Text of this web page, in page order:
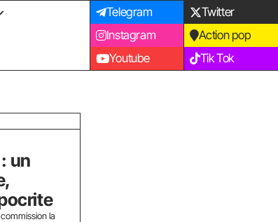
Telegram
Instagram
Youtube
Twitter
Action pop
Tik Tok
un
la